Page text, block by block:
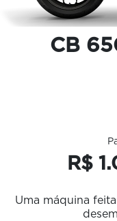
CB
R$
Uma máquina